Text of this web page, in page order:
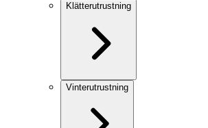
Klätterutrustning
Vinterutrustning